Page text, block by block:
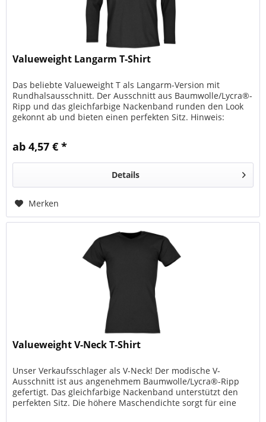
Valueweight Langarm T-Shirt
Das beliebte Valueweight T als Langarm-Version mit
Rundhalsausschnitt. Der Ausschnitt aus Baumwolle/Lycra®-
Ripp und das gleichfarbige Nackenband runden den Look
gekonnt ab und bieten einen perfekten Sitz. Hinweis:
ab 4,57 € *
Details
Merken
Valueweight V-Neck T-Shirt
Unser Verkaufsschlager als V-Neck! Der modische V-
Ausschnitt ist aus angenehmem Baumwolle/Lycra®-Ripp
gefertigt. Das gleichfarbige Nackenband unterstützt den
perfekten Sitz. Die höhere Maschendichte sorgt für eine